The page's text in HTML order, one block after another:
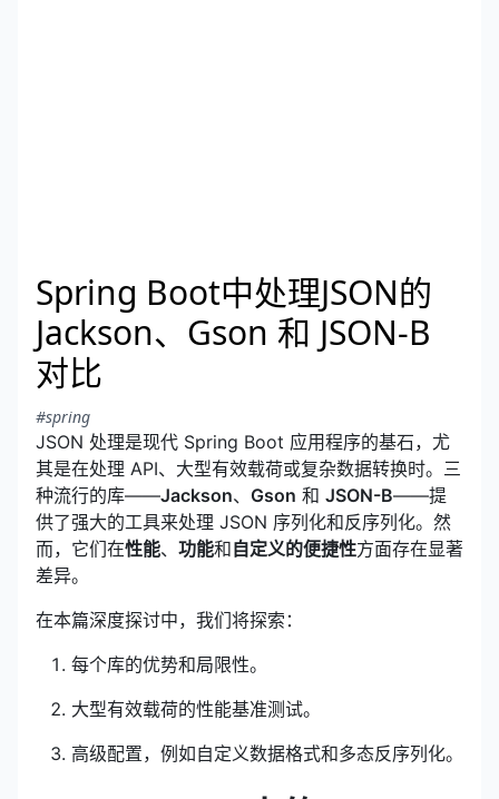
Spring Boot中处理JSON的
Jackson、Gson 和 JSON-B
对比
#spring
JSON 处理是现代 Spring Boot 应用程序的基石，尤
其是在处理 API、大型有效载荷或复杂数据转换时。三
种流行的库——Jackson、 Gson 和 JSON-B——提
供了强大的工具来处理 JSON 序列化和反序列化。然
而，它们在性能、 功能和自定义的便捷性方面存在显著
差异。
在本篇深度探讨中，我们将探索：
每个库的优势和局限性。
大型有效载荷的性能基准测试。
高级配置，例如自定义数据格式和多态反序列化。